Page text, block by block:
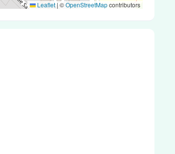
Leaflet | ©OpenStreetMapcontributors